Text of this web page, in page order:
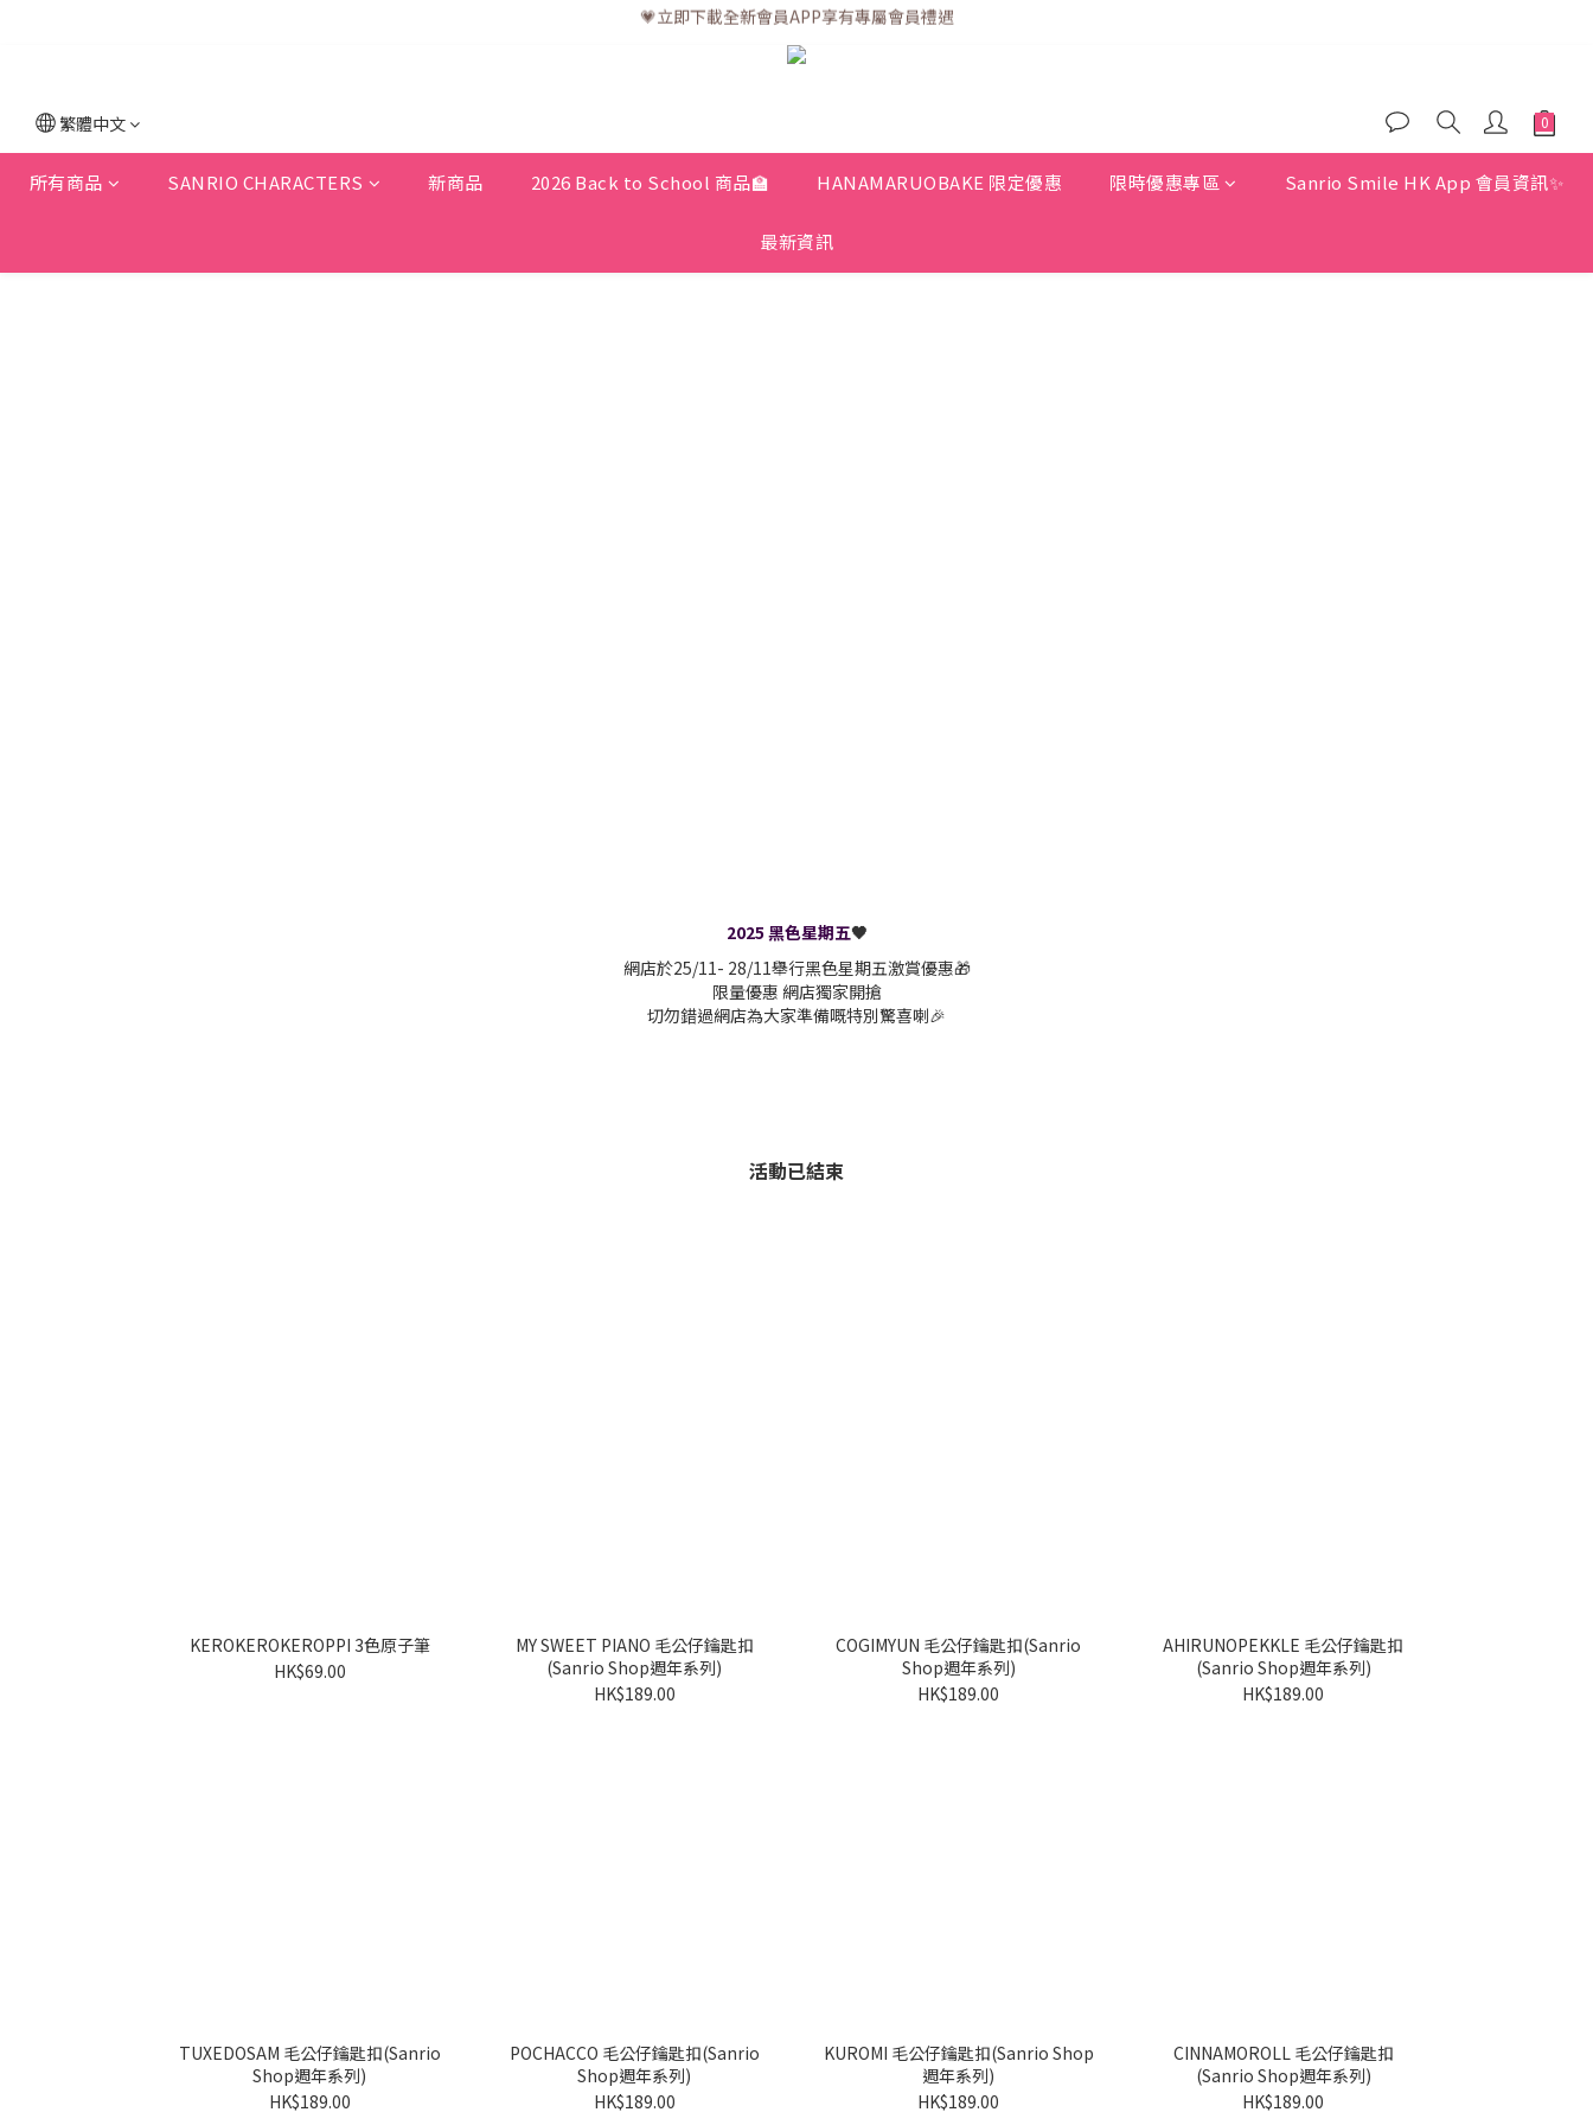
💗訂單一般送貨時間為3至5個工作天 (星期六、日及公眾假期並非工作天)
💗訂單一般送貨時間為3至5個工作天 (星期六、日及公眾假期並非工作天)
繁體中文
所有商品 SANRIO CHARACTERS 新商品 2026 Back to School 商品🏫 HANAMARUOBAKE 限定優惠 限時優惠專區 Sanrio Smile HK App 會員資訊✨
最新資訊
2025 黑色星期五🖤
網店於25/11- 28/11舉行黑色星期五激賞優惠🎁
限量優惠 網店獨家開搶
切勿錯過網店為大家準備嘅特別驚喜喇🎉
活動已結束
KEROKEROKEROPPI 3色原子筆
HK$69.00
MY SWEET PIANO 毛公仔鑰匙扣
(Sanrio Shop週年系列)
HK$189.00
COGIMYUN 毛公仔鑰匙扣(Sanrio
Shop週年系列)
HK$189.00
AHIRUNOPEKKLE 毛公仔鑰匙扣
(Sanrio Shop週年系列)
HK$189.00
TUXEDOSAM 毛公仔鑰匙扣(Sanrio
Shop週年系列)
HK$189.00
POCHACCO 毛公仔鑰匙扣(Sanrio
Shop週年系列)
HK$189.00
KUROMI 毛公仔鑰匙扣(Sanrio Shop
週年系列)
HK$189.00
CINNAMOROLL 毛公仔鑰匙扣
(Sanrio Shop週年系列)
HK$189.00